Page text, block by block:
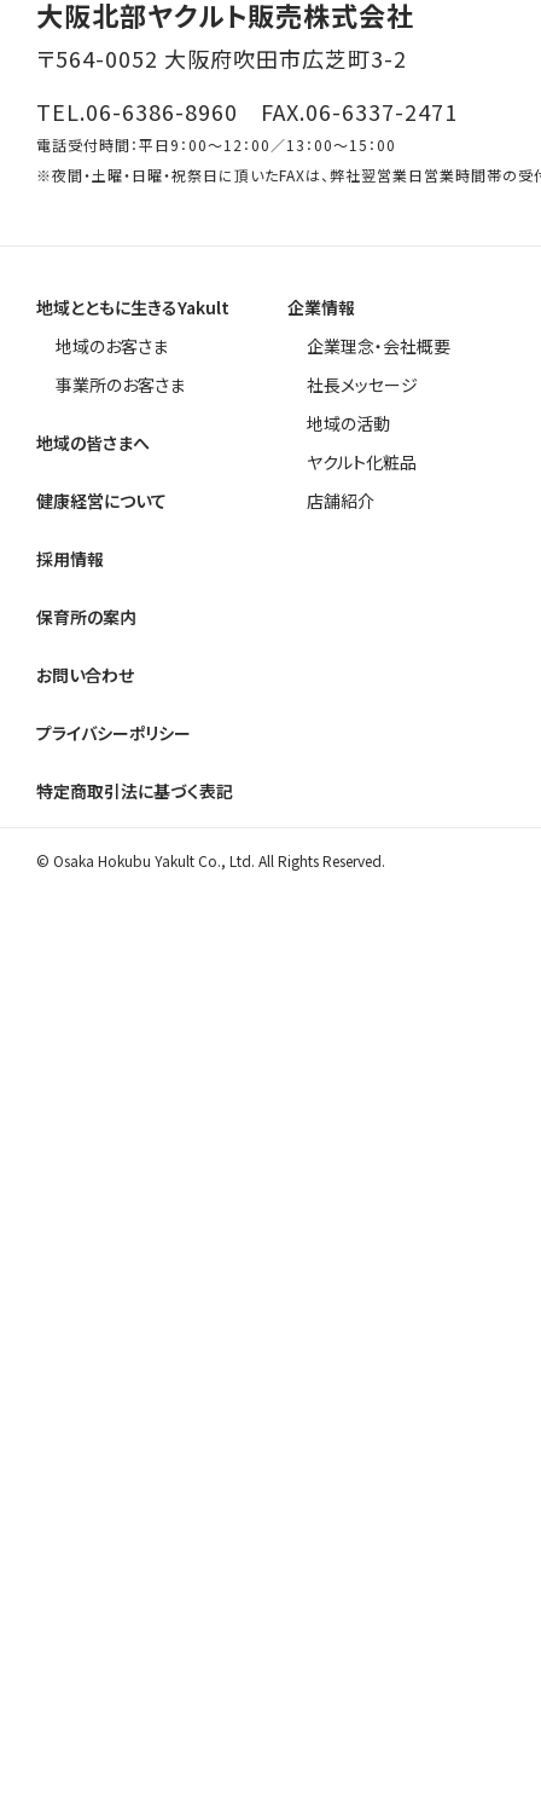
大阪北部ヤクルト販売株式会社
〒564-0052 大阪府吹田市広芝町3-2
TEL.06-6386-8960 FAX.06-6337-2471
電話受付時間：平日9：00～12：00／13：00～15：00
※夜間・土曜・日曜・祝祭日に頂いたFAXは、弊社翌営業日営業時間帯の受
地域とともに生きるYakult
地域のお客さま
事業所のお客さま
地域の皆さまへ
健康経営について
企業情報
企業理念・会社概要
社長メッセージ
地域の活動
ヤクルト化粧品
店舗紹介
採用情報
保育所の案内
お問い合わせ
プライバシーポリシー
特定商取引法に基づく表記
© Osaka Hokubu Yakult Co., Ltd. All Rights Reserved.